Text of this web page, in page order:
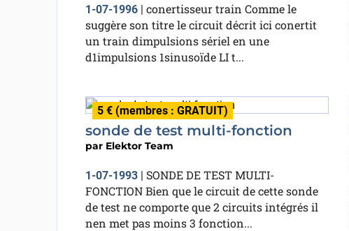
1-07-1996| conertisseur train Comme le
suggère son titre le circuit décrit ici conertit
un train dimpulsions sériel en une
d1impulsions 1sinusoïde LI t...
5 € (membres : GRATUIT)
sonde de test multi-fonction
par Elektor Team
1-07-1993| SONDE DE TEST MULTI-
FONCTION Bien que le circuit de cette sonde
de test ne comporte que 2 circuits intégrés il
nen met pas moins 3 fonction...